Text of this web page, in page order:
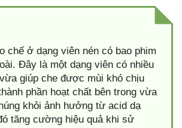
chế ở dạng viên nén có bao phim
Đây là một dạng viên có nhiều
giúp che được mùi khó chịu
phần hoạt chất bên trong vừa
khỏi ảnh hưởng từ acid dạ
tăng cường hiệu quả khi sử